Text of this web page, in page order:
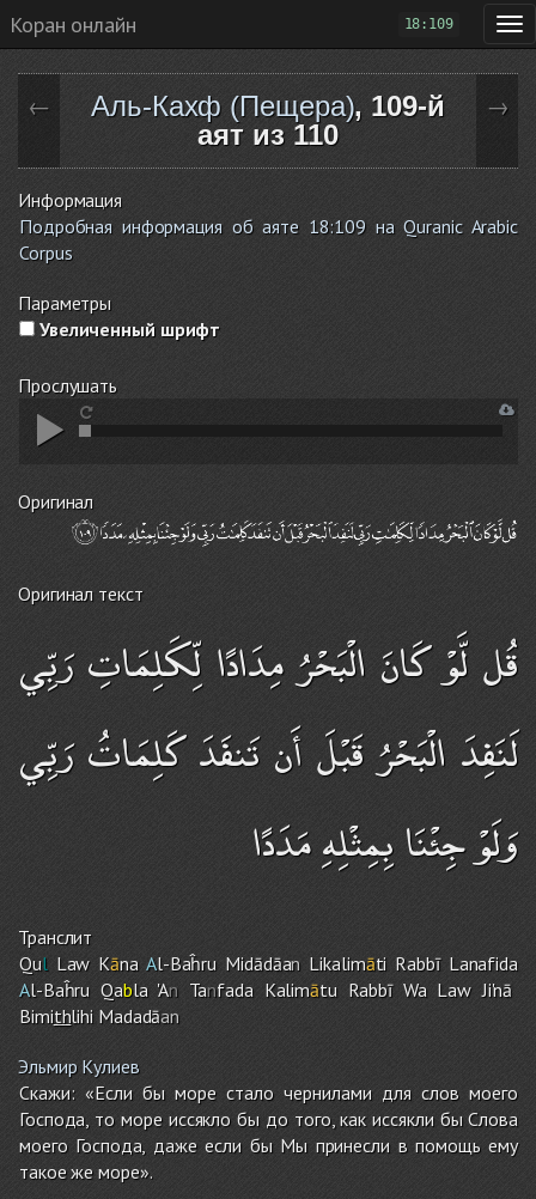
Коран онлайн 18:109
← Аль-Кахф (Пещера), 109-й
аят из 110
→
Информация
Подробная информация об аяте 18:109 на Quranic Arabic
Corpus
Параметры
Увеличенный шрифт
Прослушать
Оригинал
Оригинал текст
قُل لَّوْ كَانَ الْبَحْرُ مِدَادًا لِّكَلِمَاتِ رَبِّي
لَنَفِدَ الْبَحْرُ قَبْلَ أَن تَنفَدَ كَلِمَاتُ رَبِّي
وَلَوْ جِئْنَا بِمِثْلِهِ مَدَدًا
Транслит
QulLaw KānaAl-Baĥru Midādāan Likalimāti Rabbī Lanafida
Al-Baĥru Qabla 'AnTanfada Kalimātu Rabbī Wa Law Ji'nā
Bimithlihi Madadāan
Эльмир Кулиев
Скажи: «Если бы море стало чернилами для слов моего
Господа, то море иссякло бы до того, как иссякли бы Слова
моего Господа, даже если бы Мы принесли в помощь ему
такое же море».